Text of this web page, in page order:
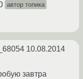
автор топика
10.08.2014
завтра